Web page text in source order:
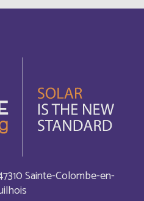
Sainte-Colombe-en-
Inglés
Français